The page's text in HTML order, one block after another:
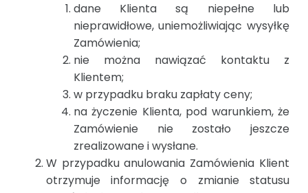
dane Klienta są niepełne lub
nieprawidłowe, uniemożliwiając wysyłkę
Zamówienia;
nie można nawiązać kontaktu z
Klientem;
w przypadku braku zapłaty ceny;
na życzenie Klienta, pod warunkiem, że
Zamówienie nie zostało jeszcze
zrealizowane i wysłane.
W przypadku anulowania Zamówienia Klient
otrzymuje informację o zmianie statusu